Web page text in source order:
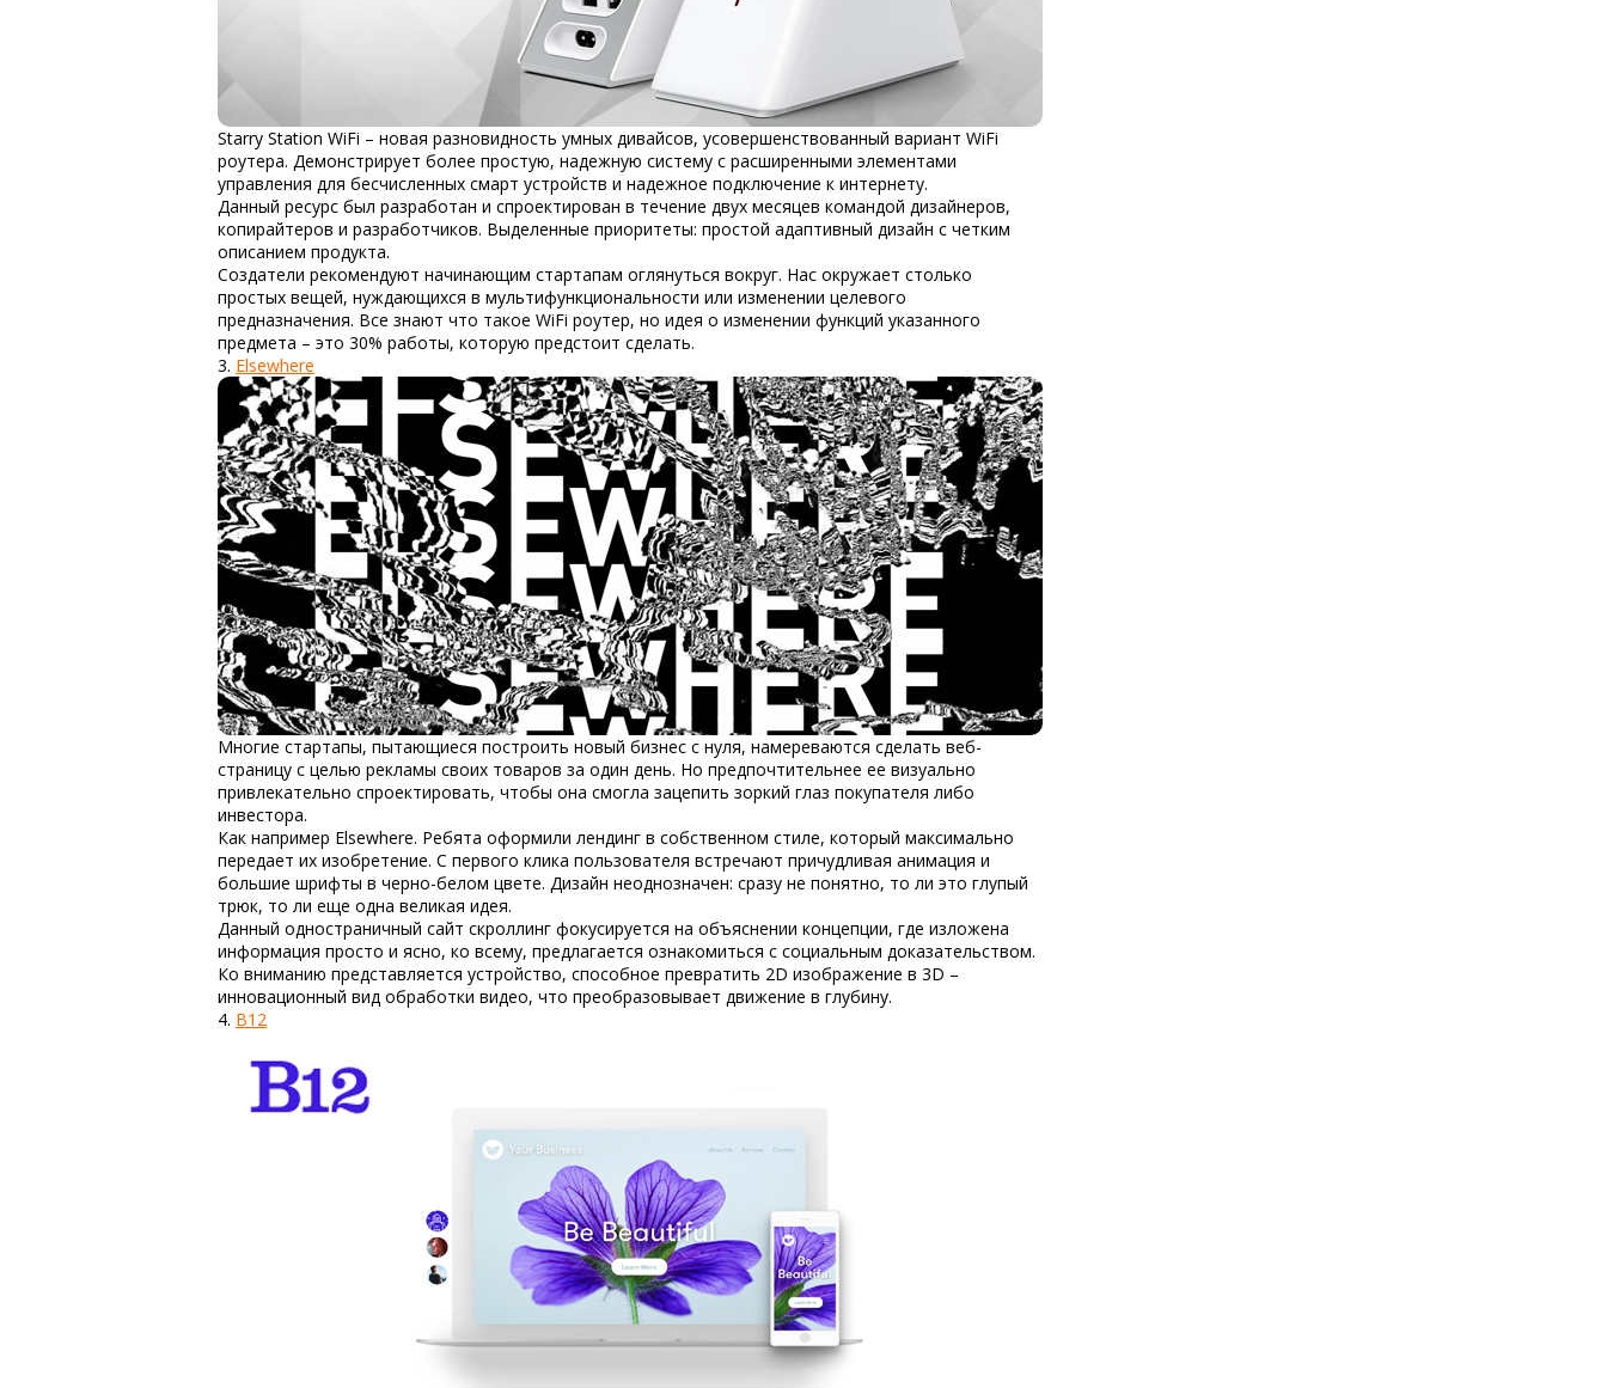
Starry Station WiFi – новая разновидность умных дивайсов, усовершенствованный вариант WiFi
роутера. Демонстрирует более простую, надежную систему с расширенными элементами
управления для бесчисленных смарт устройств и надежное подключение к интернету.
Данный ресурс был разработан и спроектирован в течение двух месяцев командой дизайнеров,
копирайтеров и разработчиков. Выделенные приоритеты: простой адаптивный дизайн с четким
описанием продукта.
Создатели рекомендуют начинающим стартапам оглянуться вокруг. Нас окружает столько
простых вещей, нуждающихся в мультифункциональности или изменении целевого
предназначения. Все знают что такое WiFi роутер, но идея о изменении функций указанного
предмета – это 30% работы, которую предстоит сделать.
3. Elsewhere
Многие стартапы, пытающиеся построить новый бизнес с нуля, намереваются сделать веб-
страницу с целью рекламы своих товаров за один день. Но предпочтительнее ее визуально
привлекательно спроектировать, чтобы она смогла зацепить зоркий глаз покупателя либо
инвестора.
Как например Elsewhere. Ребята оформили лендинг в собственном стиле, который максимально
передает их изобретение. С первого клика пользователя встречают причудливая анимация и
большие шрифты в черно-белом цвете. Дизайн неоднозначен: сразу не понятно, то ли это глупый
трюк, то ли еще одна великая идея.
Данный одностраничный сайт скроллинг фокусируется на объяснении концепции, где изложена
информация просто и ясно, ко всему, предлагается ознакомиться с социальным доказательством.
Ко вниманию представляется устройство, способное превратить 2D изображение в 3D –
инновационный вид обработки видео, что преобразовывает движение в глубину.
4. B12